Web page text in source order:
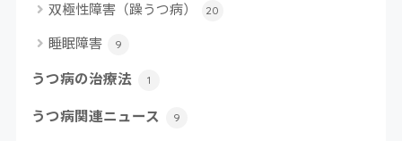
双極性障害（躁うつ病） 20
睡眠障害 9
うつ病の治療法 1
うつ病関連ニュース 9